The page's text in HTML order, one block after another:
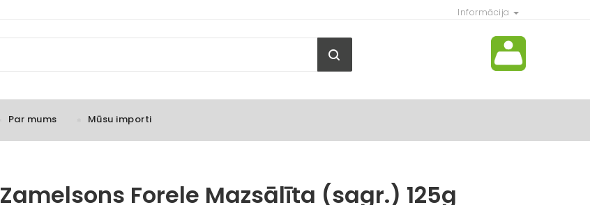
Informācija
Par mums Mūsu importi
Zamelsons Forele Mazsālīta (sagr.) 125g